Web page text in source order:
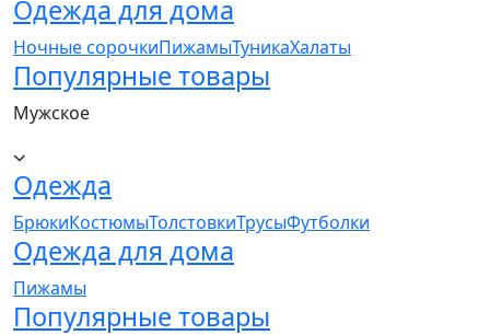
Одежда для дома
Ночные сорочкиПижамыТуникаХалаты
Популярные товары
Мужское
Одежда
БрюкиКостюмыТолстовкиТрусыФутболки
Одежда для дома
Пижамы
Популярные товары